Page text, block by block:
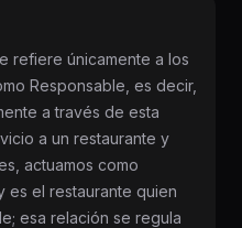
refiere únicamente a los
Responsable, es decir,
a través de esta
a un restaurante y
actuamos como
es el restaurante quien
esa relación se regula